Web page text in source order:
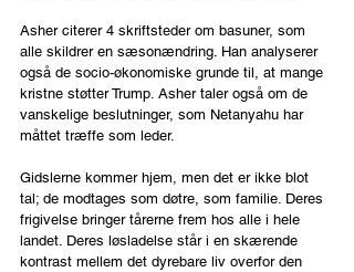
Asher citerer 4 skriftsteder om basuner, som
alle skildrer en sæsonændring. Han analyserer
også de socio-økonomiske grunde til, at mange
kristne støtter Trump. Asher taler også om de
vanskelige beslutninger, som Netanyahu har
måttet træffe som leder.
Gidslerne kommer hjem, men det er ikke blot
tal; de modtages som døtre, som familie. Deres
frigivelse bringer tårerne frem hos alle i hele
landet. Deres løsladelse står i en skærende
kontrast mellem det dyrebare liv overfor den